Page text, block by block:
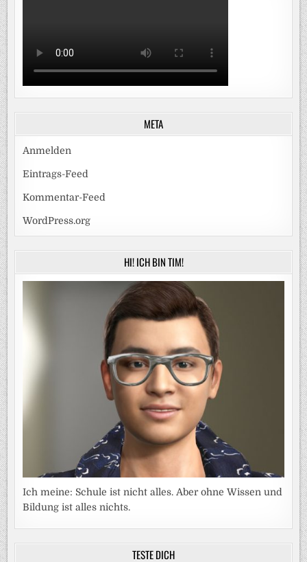
META
Anmelden
Eintrags-Feed
Kommentar-Feed
WordPress.org
HI! ICH BIN TIM!
Ich meine: Schule ist nicht alles. Aber ohne Wissen und
Bildung ist alles nichts.
TESTE DICH